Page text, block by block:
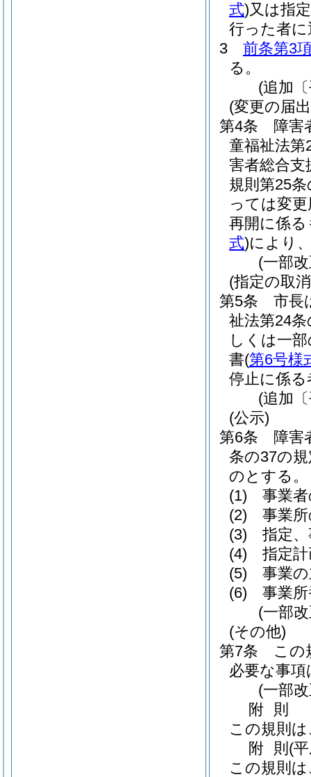
式)又は指
行った者
3
前条第3
る。
(追加
(変更の届
第4条
障害
童福祉法第
害者総合支
規則第25
っては変
再開に係
式)により
(一部
(指定の取
第5条
市長
祉法第24
しくは一
書(第6号様
停止に係
(追加
(公示)
第6条
障害
条の37の
のとする。
(1)
事業
(2)
事業
(3)
指定
(4)
指定
(5)
事業
(6)
事業
(一部
(その他)
第7条
この
必要な事
(一部
附 則
この規則
附 則 (
この規則